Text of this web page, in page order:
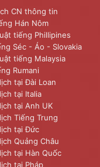
CN thông tin
Hán Nôm
tiếng Phillipines
Séc - Áo - Slovakia
tiếng Malaysia
Rumani
tại Đài Loan
tại Italia
tại Anh UK
Tiếng Trung
tại Đức
Quảng Châu
tại Hàn Quốc
tại Pháp